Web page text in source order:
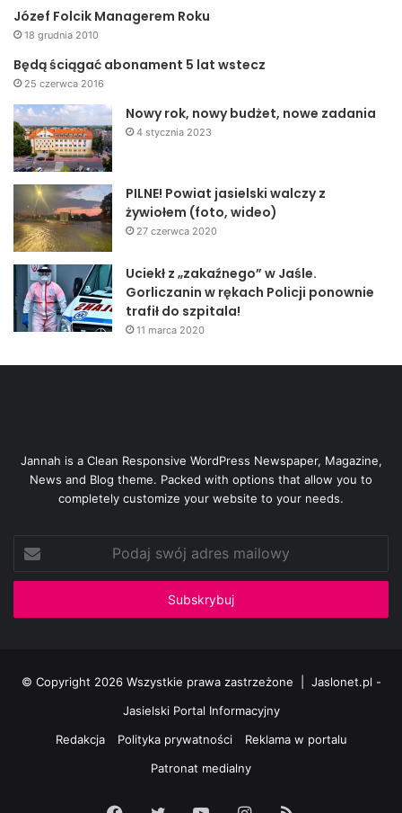
Józef Folcik Managerem Roku
18 grudnia 2010
Będą ściągać abonament 5 lat wstecz
25 czerwca 2016
Nowy rok, nowy budżet, nowe zadania
4 stycznia 2023
PILNE! Powiat jasielski walczy z
żywiołem (foto, wideo)
27 czerwca 2020
Uciekł z „zakaźnego” w Jaśle.
Gorliczanin w rękach Policji ponownie
trafił do szpitala!
11 marca 2020
Jannah is a Clean Responsive WordPress Newspaper, Magazine,
News and Blog theme. Packed with options that allow you to
completely customize your website to your needs.
Podaj
swój
adres
© Copyright 2026 Wszystkie prawa zastrzeżone | Jaslonet.pl -
Jasielski Portal Informacyjny
Redakcja
Polityka prywatności
Reklama w portalu
Patronat medialny